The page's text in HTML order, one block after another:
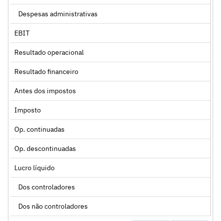
Despesas administrativas
EBIT
Resultado operacional
Resultado financeiro
Antes dos impostos
Imposto
Op. continuadas
Op. descontinuadas
Lucro líquido
Dos controladores
Dos não controladores